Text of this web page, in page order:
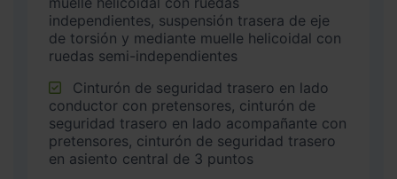
independientes, suspensión trasera de eje
de torsión y mediante muelle helicoidal con
ruedas semi-independientes
conductor con pretensores, cinturón de
seguridad trasero en lado acompañante con
pretensores, cinturón de seguridad trasero
en asiento central de 3 puntos